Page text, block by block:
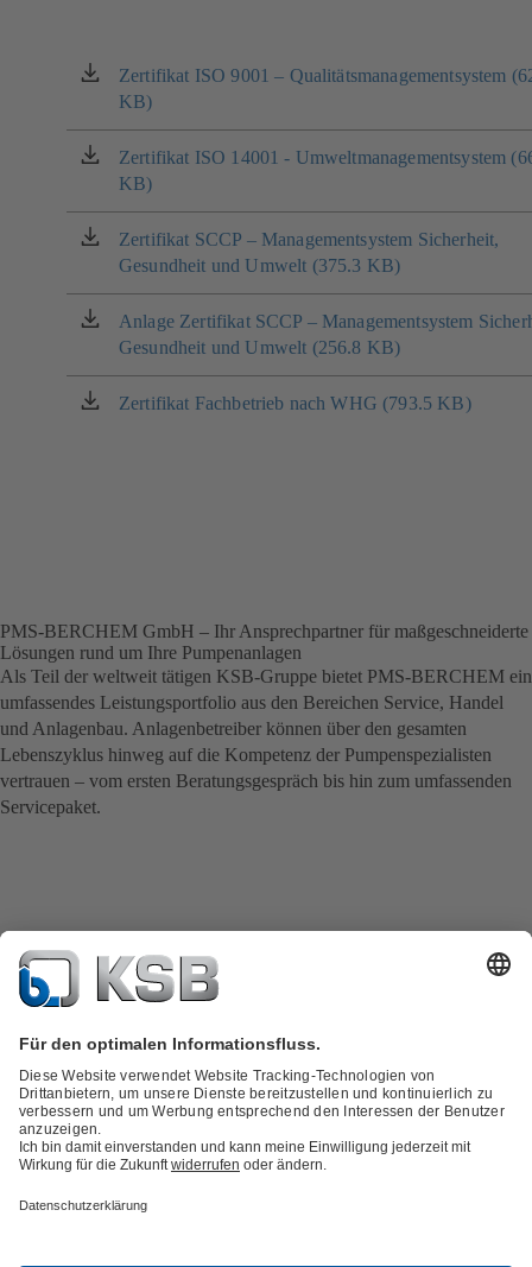
Zertifikat ISO 9001 – Qualitätsmanagementsystem
KB)
(öffnet
in
einem
neuen
Tab)
Zertifikat ISO 14001 - Umweltmanagementsystem
KB)
(öffnet
in
einem
neuen
Tab)
Zertifikat SCCP – Managementsystem Sicherheit,
Gesundheit und Umwelt (375.3 KB)
(öffnet
in
einem
neuen
Tab)
Anlage Zertifikat SCCP – Managementsystem
Gesundheit und Umwelt (256.8 KB)
(öffnet
in
einem
neuen
Zertifikat Fachbetrieb nach WHG (793.5 KB)
(öffnet
PMS-BERCHEM GmbH – Ihr Ansprechpartner für maßgeschneiderte
Lösungen rund um Ihre Pumpenanlagen
Als Teil der weltweit tätigen KSB-Gruppe bietet PMS-BERCHEM ein
umfassendes Leistungsportfolio aus den Bereichen Service, Handel
und Anlagenbau. Anlagenbetreiber können über den gesamten
Lebenszyklus hinweg auf die Kompetenz der Pumpenspezialisten
vertrauen – vom ersten Beratungsgespräch bis hin zum umfassenden
Servicepaket.
Wir sind für Sie da.
Service-Center Neuss
Tel. +49 2131 366698-0
24h-Rufbereitschaft: +49 2131 366698-29
24h-Rufbereitschaft: +49 2234 27665-0
Service-Center Wiehl
24h-Rufbereitschaft: +49 2262 6990-0
Service-Center Witten
Tel. +49 2302 98217-0